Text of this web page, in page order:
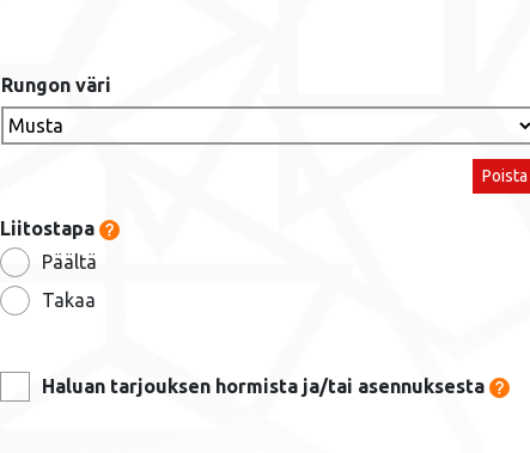
Rungon väri
Poista
Liitostapa
Päältä
Takaa
Haluan tarjouksen hormista ja/tai asennuksesta